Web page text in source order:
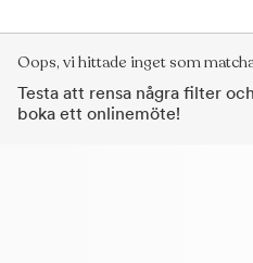
Oops, vi hittade inget som
Testa att rensa några filter
boka ett onlinemöte!